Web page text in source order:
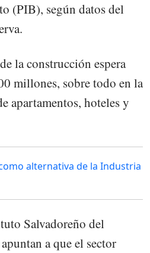
(PIB), según datos del
la construcción espera
millones, sobre todo en la
apartamentos, hoteles y
alternativa de la Industria
Salvadoreño del
a que el sector